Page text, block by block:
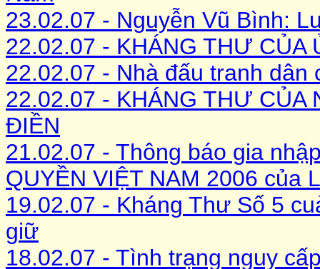
23.02.07 - Nguyễn Vũ Bình:
22.02.07 - KHÁNG THƯ CỦA
22.02.07 - Nhà đấu tranh
22.02.07 - KHÁNG THƯ CỦA
ĐIỀN
21.02.07 - Thông báo gia
QUYỀN VIỆT NAM 2006 của
19.02.07 - Kháng Thư Số 5
giữ
18.02.07 - Tình trạng nguy